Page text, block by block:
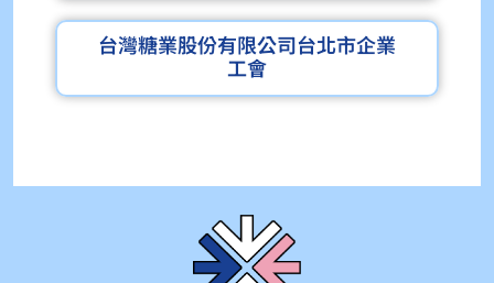
台灣糖業股份有限公司台北市企業
工會